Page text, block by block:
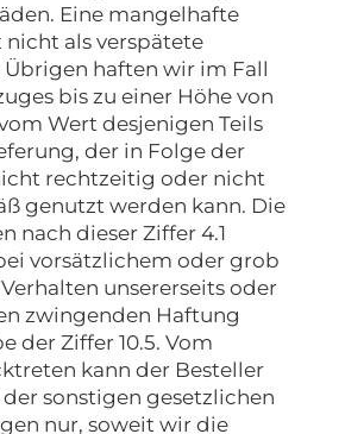
Eine mangelhafte
als verspätete
Übrigen haften wir im Fall
bis zu einer Höhe von
Wert desjenigen Teils
der in Folge der
rechtzeitig oder nicht
genutzt werden kann. Die
nach dieser Ziffer 4.1
vorsätzlichem oder grob
unsererseits oder
zwingenden Haftung
der Ziffer 10.5. Vom
kann der Besteller
sonstigen gesetzlichen
nur, soweit wir die